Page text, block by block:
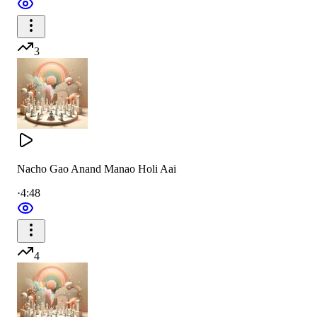
जब चलाए ज्ञान पिचकारी
होली बनती आत्माएं सारी
जब चलाए ज्ञान पिचकारी
होली बनती आत्माएं सारी
तेरे प्यार के रंग में है रंग गई
जिंदगी शिव के रंग में है रंग गई
जिंदगी शिव के रंग में है रंग गई
जिंदगी शिव के रंग में है रंग गई
Shiv, Your form is unique and incomparable.
3
Nacho Gao Anand Manao Holi Aai
·4:48
4